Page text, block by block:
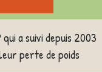
a suivi depuis 2003
perte de poids